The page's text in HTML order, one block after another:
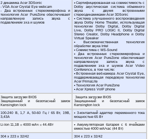
2 динамика Acer 3DSonic
- VGA Acer Crystal Eye webcam
- Два встроенных стереомикрофона и
технология Acer PureZone обеспечивают
направленную запись звука с
подавлением эха и шумов
• Сертифицированная на совместимость с
Dolby акустическая система объемного
звука с двумя встроенными
стереодинамиками Acer 3DSonic
• Система улучшенного воспроизведения
звука Dolby Home Theater, использующая
технологии Dolby Digital, Dolby Digital
Live, Dolby PRO LOGIC II, Dolby Digital
Stereo Creator, Dolby Headphone и Dolby
Virtual Speaker
• Высококачественная технология
обработки звука Intel
• Совместима с MS-Sound
• Два встроенных стереомикрофона и
технология Acer PureZone обеспечивают
направленную запись звука с
подавлением эха и шумов Acer Video
Conference, в том числе:
• Встроенная веб-камера Acer Crystal Eye,
поддерживающая передовую технологию
Acer PrimaLite
• Технология Acer PureZone
• Acer Xpress VoIP phone
Защита загрузки BIOS
Защищенный и безопасный замок
Kensington lock
Защита загрузки BIOS
Защищенный и безопасный замок
Kensington lock
100-240 В, 1,7 А, 50-60 Гц / 65 Вт, 19В,
3,43A
• 3-контактный адаптер переменного тока
мощностью 65 Вт
Li-Ion 11,1В = 4000 мАч = 44.4Вт
• Аккумуляторная батарея с 6 ячейками
емкостью 4000 мА/час (44 Вт)
304 x 223 x 32/42
304 x 223 x 32/42